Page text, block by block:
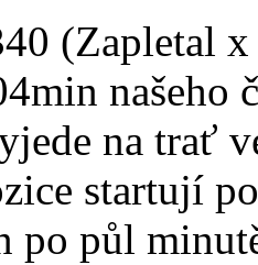
(Zapletal
našeho
na trať
startují
po půl